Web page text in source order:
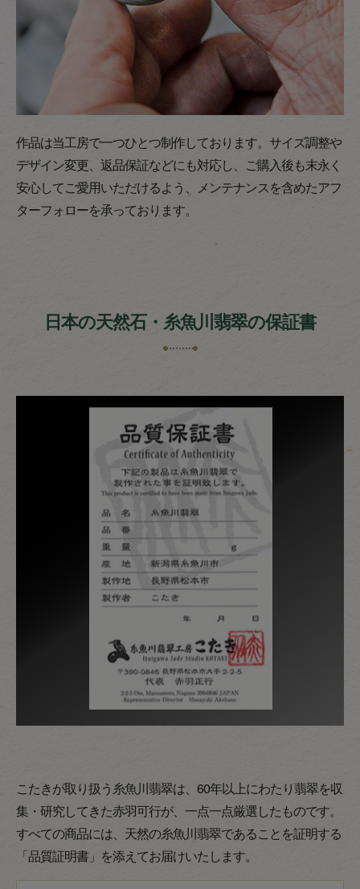
作品は当工房で一つひとつ制作しております。サイズ調整や
デザイン変更、返品保証などにも対応し、ご購入後も末永く
安心してご愛用いただけるよう、メンテナンスを含めたアフ
ターフォローを承っております。
日本の天然石・糸魚川翡翠の保証書
こたきが取り扱う糸魚川翡翠は、60年以上にわたり翡翠を収
集・研究してきた赤羽可行が、一点一点厳選したものです。
すべての商品には、天然の糸魚川翡翠であることを証明する
「品質証明書」を添えてお届けいたします。